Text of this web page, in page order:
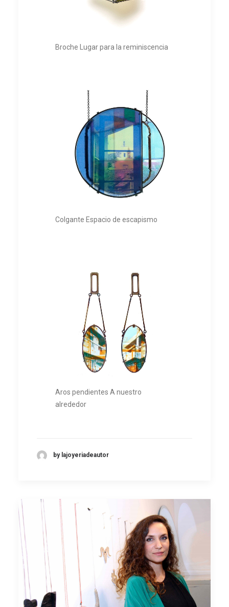
Broche Lugar para la reminiscencia
Colgante Espacio de escapismo
Aros pendientes A nuestro
alrededor
by lajoyeriadeautor